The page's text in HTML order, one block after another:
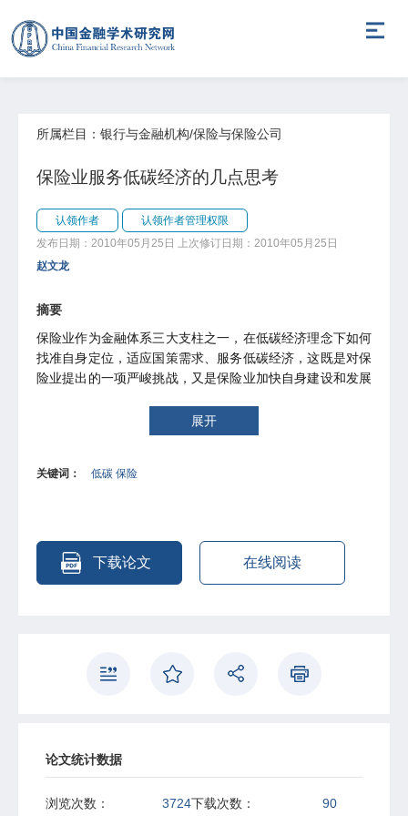
所属栏目：银行与金融机构/保险与保险公司
保险业服务低碳经济的几点思考
认领作者
认领作者管理权限
发布日期：2010年05月25日
上次修订日期：2010年05月25日
赵文龙
摘要
保险业作为金融体系三大支柱之一，在低碳经济理念下如何
找准自身定位，适应国策需求、服务低碳经济，这既是对保
险业提出的一项严峻挑战，又是保险业加快自身建设和发展
展开
关键词： 低碳 保险
下载论文 在线阅读
论文统计数据
浏览次数： 3724下载次数： 90